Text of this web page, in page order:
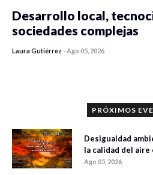
Desarrollo local,
sociedades complejas
Laura Gutiérrez -Ago 05, 2026
PRÓXIMOS
Desigualdad
la calidad del aire
Ago 05, 2026